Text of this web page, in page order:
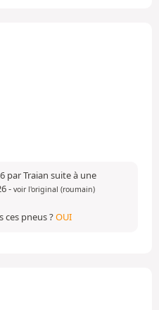
par Traian suite à une
- voir l'original (roumain)
ces pneus ?OUI